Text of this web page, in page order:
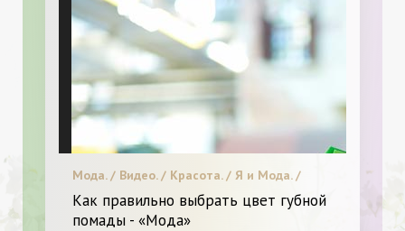
Мода. / Видео. / Красота. / Я и Мода. /
Новинки.
Как правильно выбрать цвет губной
помады - «Мода»